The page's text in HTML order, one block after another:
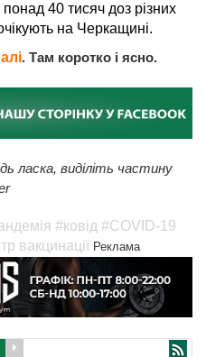
40 тисяч доз різних
на Черкащині.
. Там коротко і ясно.
ласка, виділіть частину
#ковід #COVID-19
вакцинації Реклама